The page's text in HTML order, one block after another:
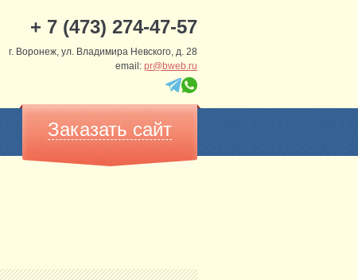
+ 7 (473) 274-47-57
г. Воронеж, ул. Владимира Невского, д. 28
email: pr@bweb.ru
Заказать сайт